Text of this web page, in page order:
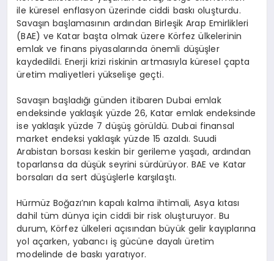
ile küresel enflasyon üzerinde ciddi baskı oluşturdu.
Savaşın başlamasının ardından Birleşik Arap Emirlikleri
(BAE) ve Katar başta olmak üzere Körfez ülkelerinin
emlak ve finans piyasalarında önemli düşüşler
kaydedildi. Enerji krizi riskinin artmasıyla küresel çapta
üretim maliyetleri yükselişe geçti.
Savaşın başladığı günden itibaren Dubai emlak
endeksinde yaklaşık yüzde 26, Katar emlak endeksinde
ise yaklaşık yüzde 7 düşüş görüldü. Dubai finansal
market endeksi yaklaşık yüzde 15 azaldı. Suudi
Arabistan borsası keskin bir gerileme yaşadı, ardından
toparlansa da düşük seyrini sürdürüyor. BAE ve Katar
borsaları da sert düşüşlerle karşılaştı.
Hürmüz Boğazı’nın kapalı kalma ihtimali, Asya kıtası
dahil tüm dünya için ciddi bir risk oluşturuyor. Bu
durum, Körfez ülkeleri açısından büyük gelir kayıplarına
yol açarken, yabancı iş gücüne dayalı üretim
modelinde de baskı yaratıyor.